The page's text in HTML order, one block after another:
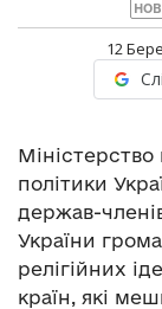
12
Міністерство
політики
держав-
України
релігійних
країн, які